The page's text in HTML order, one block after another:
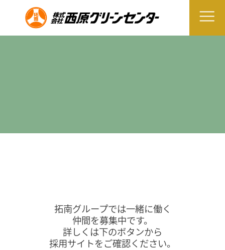
拓南グループでは一緒に働く
仲間を募集中です。
詳しくは下のボタンから
採用サイトをご確認ください。